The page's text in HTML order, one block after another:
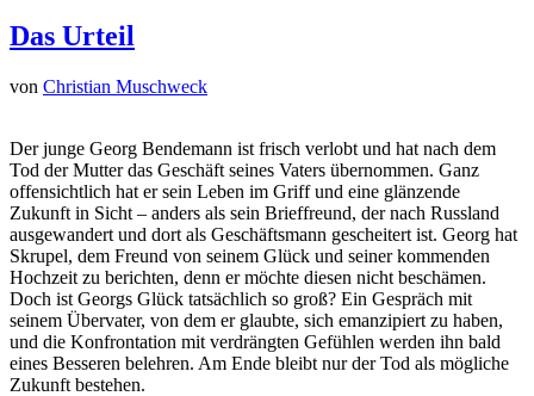
Das Urteil
von Christian Muschweck
Der junge Georg Bendemann ist frisch verlobt und hat nach dem
Tod der Mutter das Geschäft seines Vaters übernommen. Ganz
offensichtlich hat er sein Leben im Griff und eine glänzende
Zukunft in Sicht – anders als sein Brieffreund, der nach Russland
ausgewandert und dort als Geschäftsmann gescheitert ist. Georg hat
Skrupel, dem Freund von seinem Glück und seiner kommenden
Hochzeit zu berichten, denn er möchte diesen nicht beschämen.
Doch ist Georgs Glück tatsächlich so groß? Ein Gespräch mit
seinem Übervater, von dem er glaubte, sich emanzipiert zu haben,
und die Konfrontation mit verdrängten Gefühlen werden ihn bald
eines Besseren belehren. Am Ende bleibt nur der Tod als mögliche
Zukunft bestehen.